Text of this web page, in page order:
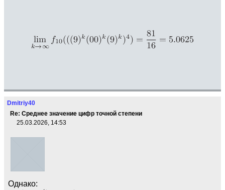
Dmitriy40
Re: Среднее значение цифр точной степени
25.03.2026, 14:53
Однако: